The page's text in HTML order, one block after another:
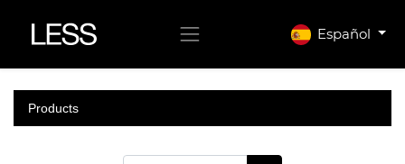
Español
Products